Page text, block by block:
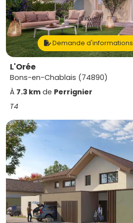
Demande d'informations
L'Orée
Bons-en-Chablais (74890)
À 7.3 km de Perrignier
T4